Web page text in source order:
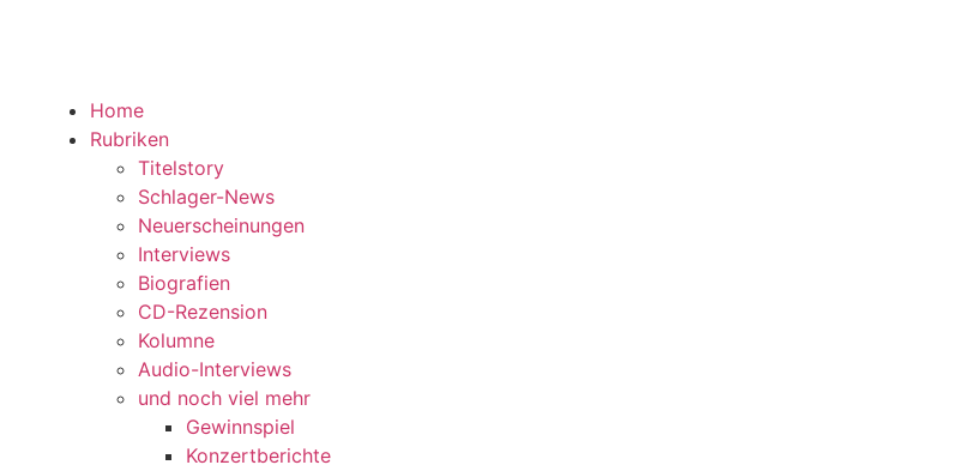
Home
Rubriken
Titelstory
Schlager-News
Neuerscheinungen
Interviews
Biografien
CD-Rezension
Kolumne
Audio-Interviews
und noch viel mehr
Gewinnspiel
Konzertberichte